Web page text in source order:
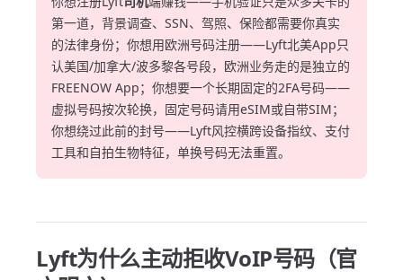
第一道，背景调查、SSN、驾照、保险都需要你真实
的法律身份；你想用欧洲号码注册——Lyft北美App只
认美国/加拿大/波多黎各号段，欧洲业务走的是独立的
FREENOW App；你想要一个长期固定的2FA号码——
虚拟号码按次轮换，固定号码请用eSIM或自带SIM；
你想绕过此前的封号——Lyft风控横跨设备指纹、支付
工具和自拍生物特征，单换号码无法重置。
Lyft为什么主动拒收VoIP号码（官